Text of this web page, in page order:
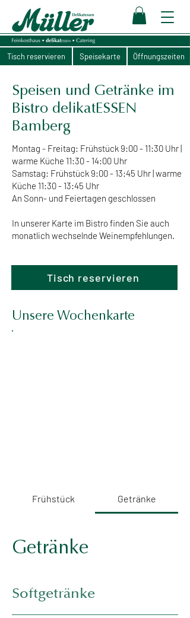
Speisekarte Öffnungszeiten
Tisch reservieren
Speisen und Getränke im
Bistro delikatESSEN
Bamberg
Montag - Freitag: Frühstück 9:00 - 11:30 Uhr |
warme Küche 11:30 - 14:00 Uhr
Samstag: Frühstück 9:00 - 13:45 Uhr | warme
Küche 11:30 - 13:45 Uhr
An Sonn- und Feiertagen geschlossen
In unserer Karte im Bistro finden Sie auch
monatlich wechselnde Weinempfehlungen.
Tisch reservieren
Unsere Wochenkarte
Frühstück Getränke
Getränke
Softgetränke